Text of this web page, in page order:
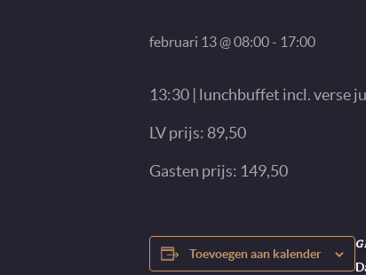
februari 13 @ 08:00- 17:00
13:30 | lunchbuffet incl. verse
LV prijs: 89,50
Gasten prijs: 149,50
Toevoegen aan kalender